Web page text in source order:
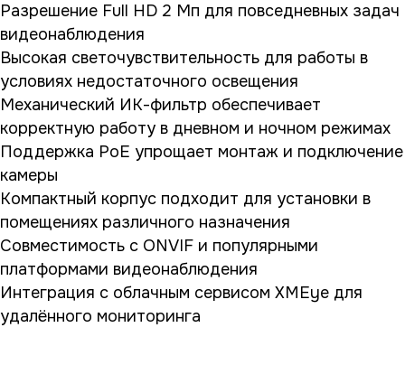
Разрешение Full HD 2 Мп для повседневных задач
видеонаблюдения
Высокая светочувствительность для работы в
условиях недостаточного освещения
Механический ИК-фильтр обеспечивает
корректную работу в дневном и ночном режимах
Поддержка PoE упрощает монтаж и подключение
камеры
Компактный корпус подходит для установки в
помещениях различного назначения
Совместимость с ONVIF и популярными
платформами видеонаблюдения
Интеграция с облачным сервисом XMEye для
удалённого мониторинга